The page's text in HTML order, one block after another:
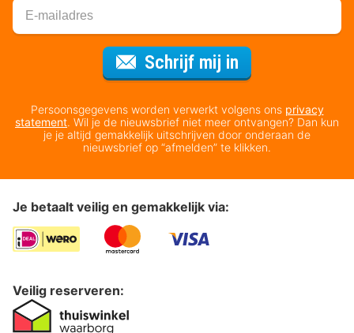
Schrijf mij in
Persoonsgegevens worden verwerkt volgens ons privacy
statement. Wil je de nieuwsbrief niet meer ontvangen? Dan kun
je je altijd gemakkelijk uitschrijven door onderaan de
nieuwsbrief op “afmelden” te klikken.
Je betaalt veilig en gemakkelijk via:
Veilig reserveren: